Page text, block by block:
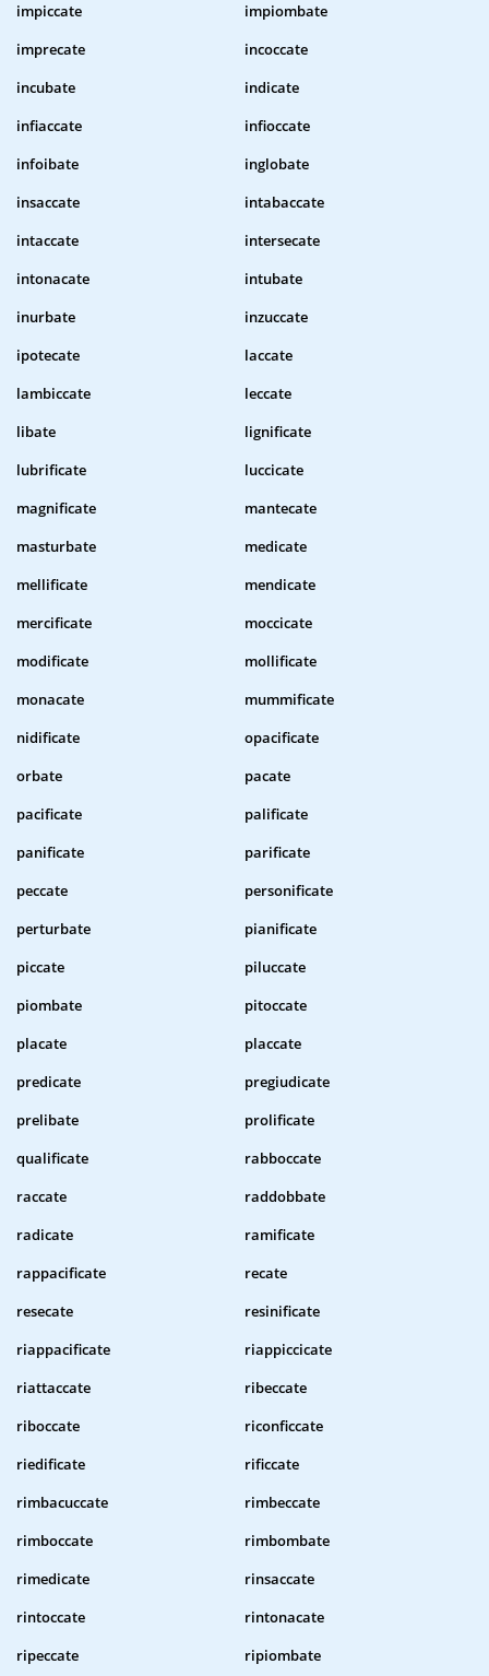
impiccate
impiombate
imprecate
incoccate
incubate
indicate
infiaccate
infioccate
infoibate
inglobate
insaccate
intabaccate
intaccate
intersecate
intonacate
intubate
inurbate
inzuccate
ipotecate
laccate
lambiccate
leccate
libate
lignificate
lubrificate
luccicate
magnificate
mantecate
masturbate
medicate
mellificate
mendicate
mercificate
moccicate
modificate
mollificate
monacate
mummificate
nidificate
opacificate
orbate
pacate
pacificate
palificate
panificate
parificate
peccate
personificate
perturbate
pianificate
piccate
piluccate
piombate
pitoccate
placate
placcate
predicate
pregiudicate
prelibate
prolificate
qualificate
rabboccate
raccate
raddobbate
radicate
ramificate
rappacificate
recate
resecate
resinificate
riappacificate
riappiccicate
riattaccate
ribeccate
riboccate
riconficcate
riedificate
rificcate
rimbacuccate
rimbeccate
rimboccate
rimbombate
rimedicate
rinsaccate
rintoccate
rintonacate
ripeccate
ripiombate